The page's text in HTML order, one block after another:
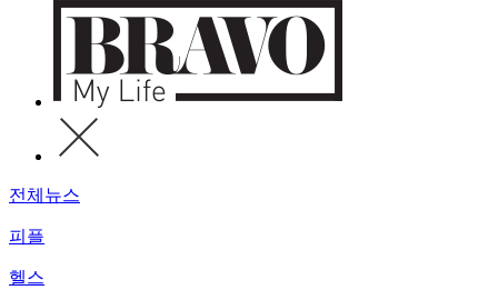
전체뉴스
피플
헬스